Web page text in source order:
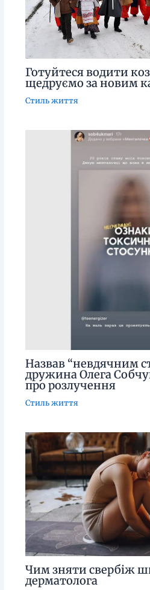
Готуйтеся водити
щедруємо за новим
Стиль життя
Назвав “невдячним
дружина Олега
про розлучення
Стиль життя
Чим зняти свербіж
дерматолога